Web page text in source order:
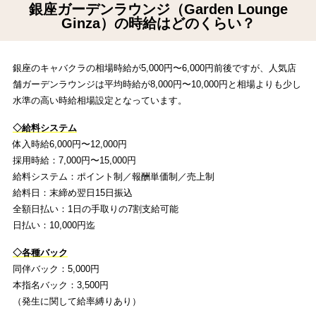
銀座ガーデンラウンジ（Garden Lounge
Ginza）の時給はどのくらい？
銀座のキャバクラの相場時給が5,000円〜6,000円前後ですが、人気店
舗ガーデンラウンジは平均時給が8,000円〜10,000円と相場よりも少し
水準の高い時給相場設定となっています。
◇給料システム
体入時給6,000円〜12,000円
採用時給：7,000円〜15,000円
給料システム：ポイント制／報酬単価制／売上制
給料日：末締め翌日15日振込
全額日払い：1日の手取りの7割支給可能
日払い：10,000円迄
◇各種バック
同伴バック：5,000円
本指名バック：3,500円
（発生に関して給率縛りあり）